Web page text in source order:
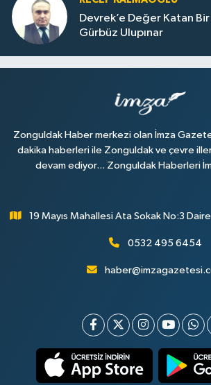
Devrek’e Değer Katan
Gürbüz Ulupınar
Zonguldak Haber merkezi olan İmza
dakika haberleri ile Zonguldak ve çevre
devam ediyor... Zonguldak Haberleri
19 Mayıs Mahallesi Ata Sokak No:3
0532 495 6454